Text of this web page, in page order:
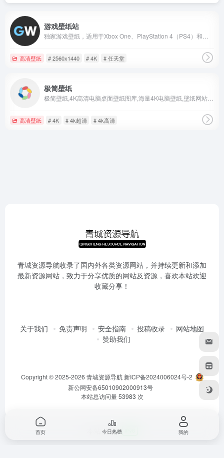
游戏壁纸站
高清壁纸 # 2560x1440 # 4K # 任天堂
极简壁纸
高清壁纸 # 4K # 4k超清 # 4k高清
青城资源导航收录了国内外各类资源网站，并持续更新和添加
最新资源网站，致力于分享优质的网站及资源，喜欢本站欢迎
收藏分享！
关于我们 免责声明 安全指南 投稿收录
网站地图
赞助我们
Copyright © 2025-2026 青城资源导航 新ICP备2024006024号-2
新公网安备65010902000913号
本站总访问量53983 次
本站已接入
首页 今日热榜 我的